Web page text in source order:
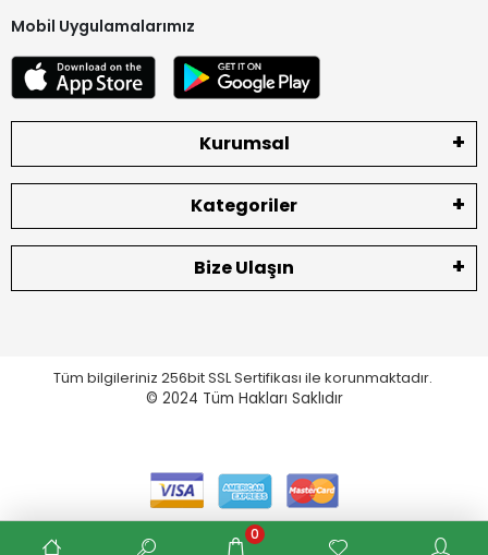
Mobil Uygulamalarımız
Kurumsal
Kategoriler
Bize Ulaşın
Tüm bilgileriniz 256bit SSL Sertifikası ile korunmaktadır.
© 2024 Tüm Hakları Saklıdır
0